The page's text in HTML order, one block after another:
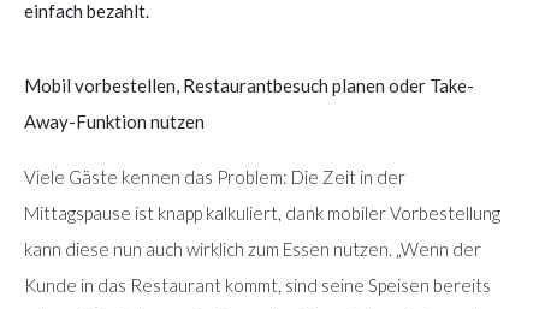
einfach bezahlt.
Mobil vorbestellen, Restaurantbesuch planen oder Take-
Away-Funktion nutzen
Viele Gäste kennen das Problem: Die Zeit in der
Mittagspause ist knapp kalkuliert, dank mobiler Vorbestellung
kann diese nun auch wirklich zum Essen nutzen. „Wenn der
Kunde in das Restaurant kommt, sind seine Speisen bereits